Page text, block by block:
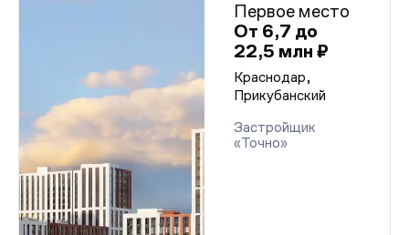
Первое место
От 6,7 до
22,5 млн ₽
Краснодар,
Прикубанский
Застройщик
«Точно»